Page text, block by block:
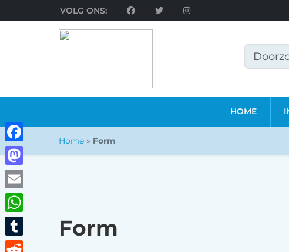
VOLG ONS:
HOME
Home » Form
Form
Facebook
Mastodon
Email
WhatsApp
Tumblr